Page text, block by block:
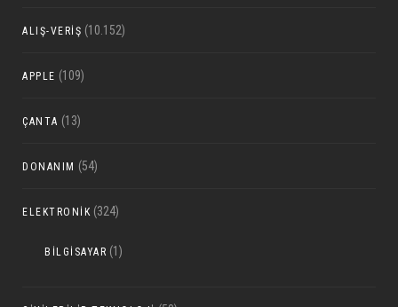
ALIŞ-VERIŞ (10.152)
APPLE (109)
ÇANTA (13)
DONANIM (54)
ELEKTRONIK (324)
BILGISAYAR (1)